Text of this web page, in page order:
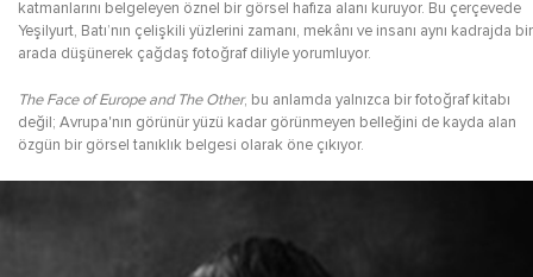
katmanlarını belgeleyen öznel bir görsel hafıza alanı kuruyor. Bu çerçevede
Yeşilyurt, Batı’nın çelişkili yüzlerini zamanı, mekânı ve insanı aynı kadrajda bir
arada düşünerek çağdaş fotoğraf diliyle yorumluyor.
The Face of Europe and The Other, bu anlamda yalnızca bir fotoğraf kitabı
değil; Avrupa'nın görünür yüzü kadar görünmeyen belleğini de kayda alan
özgün bir görsel tanıklık belgesi olarak öne çıkıyor.